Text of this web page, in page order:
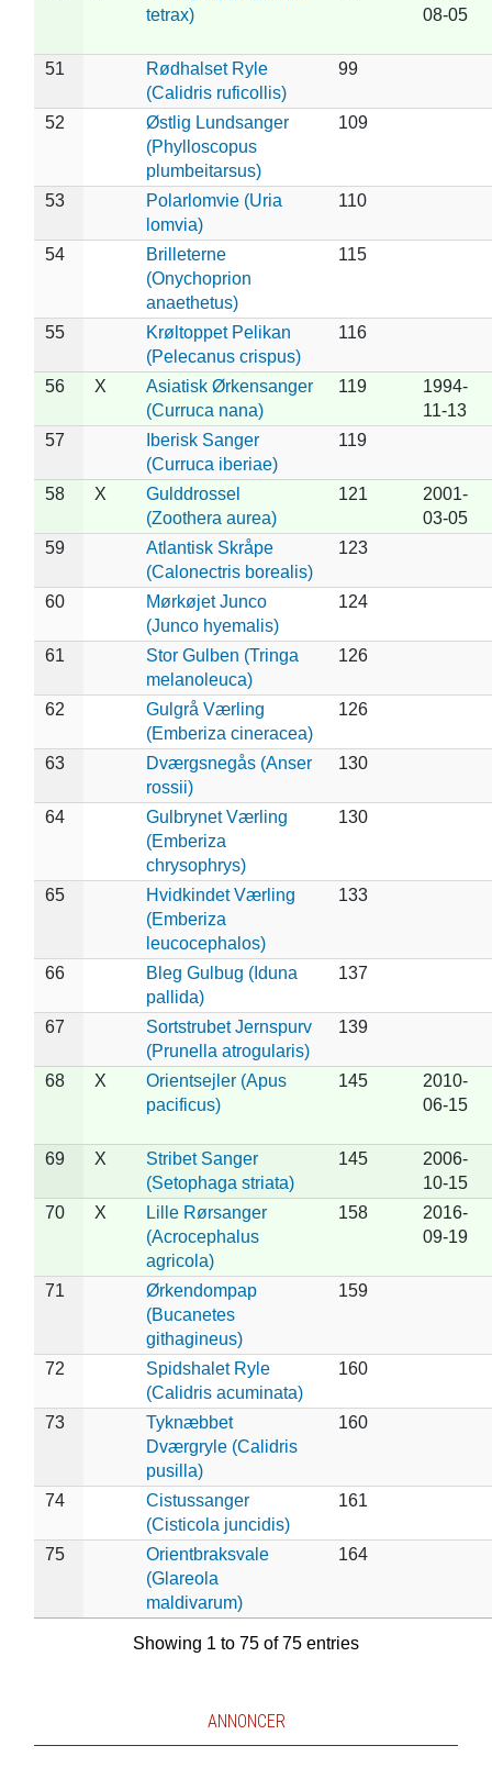
tetrax)
08-05
51
Rødhalset Ryle
(Calidris ruficollis)
99
52
Østlig Lundsanger
(Phylloscopus
plumbeitarsus)
109
53
Polarlomvie (Uria
lomvia)
110
54
Brilleterne
(Onychoprion
anaethetus)
115
55
Krøltoppet Pelikan
(Pelecanus crispus)
116
56 X
Asiatisk Ørkensanger
(Curruca nana)
119
1994-
11-13
57
Iberisk Sanger
(Curruca iberiae)
119
58 X
Gulddrossel
(Zoothera aurea)
121
2001-
03-05
59
Atlantisk Skråpe
(Calonectris borealis)
123
60
Mørkøjet Junco
(Junco hyemalis)
124
61
Stor Gulben (Tringa
melanoleuca)
126
62
Gulgrå Værling
(Emberiza cineracea)
126
63
Dværgsnegås (Anser
rossii)
130
64
Gulbrynet Værling
(Emberiza
chrysophrys)
130
65
Hvidkindet Værling
(Emberiza
leucocephalos)
133
66
Bleg Gulbug (Iduna
pallida)
137
67
Sortstrubet Jernspurv
(Prunella atrogularis)
139
68 X
Orientsejler (Apus
pacificus)
145
2010-
06-15
69 X
Stribet Sanger
(Setophaga striata)
145
2006-
10-15
70
X
Lille Rørsanger
(Acrocephalus
agricola)
158
2016-
09-19
71
Ørkendompap
(Bucanetes
githagineus)
159
72
Spidshalet Ryle
(Calidris acuminata)
160
73
Tyknæbbet
Dværgryle (Calidris
pusilla)
160
74
Cistussanger
(Cisticola juncidis)
161
75
Orientbraksvale
(Glareola
maldivarum)
164
Showing 1 to 75 of 75 entries
ANNONCER